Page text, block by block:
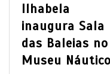
Ilhabela
inaugura Sala
das Baleias no
Museu Náutico